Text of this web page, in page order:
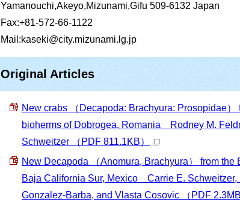
Yamanouchi,Akeyo,Mizunami,Gifu 509-6132 Japan
Fax:+81-572-66-1122
Mail:kaseki@city.mizunami.lg.jp
Original Articles
New crabs （Decapoda: Brachyura: Prosopidae
bioherms of Dobrogea, Romania Rodney M.
Schweitzer （PDF 811.1KB）
New Decapoda （Anomura, Brachyura） from
Baja California Sur, Mexico Carrie E. Schweitzer,
Gonzalez-Barba, and Vlasta Cosovic （PDF 2.3MB